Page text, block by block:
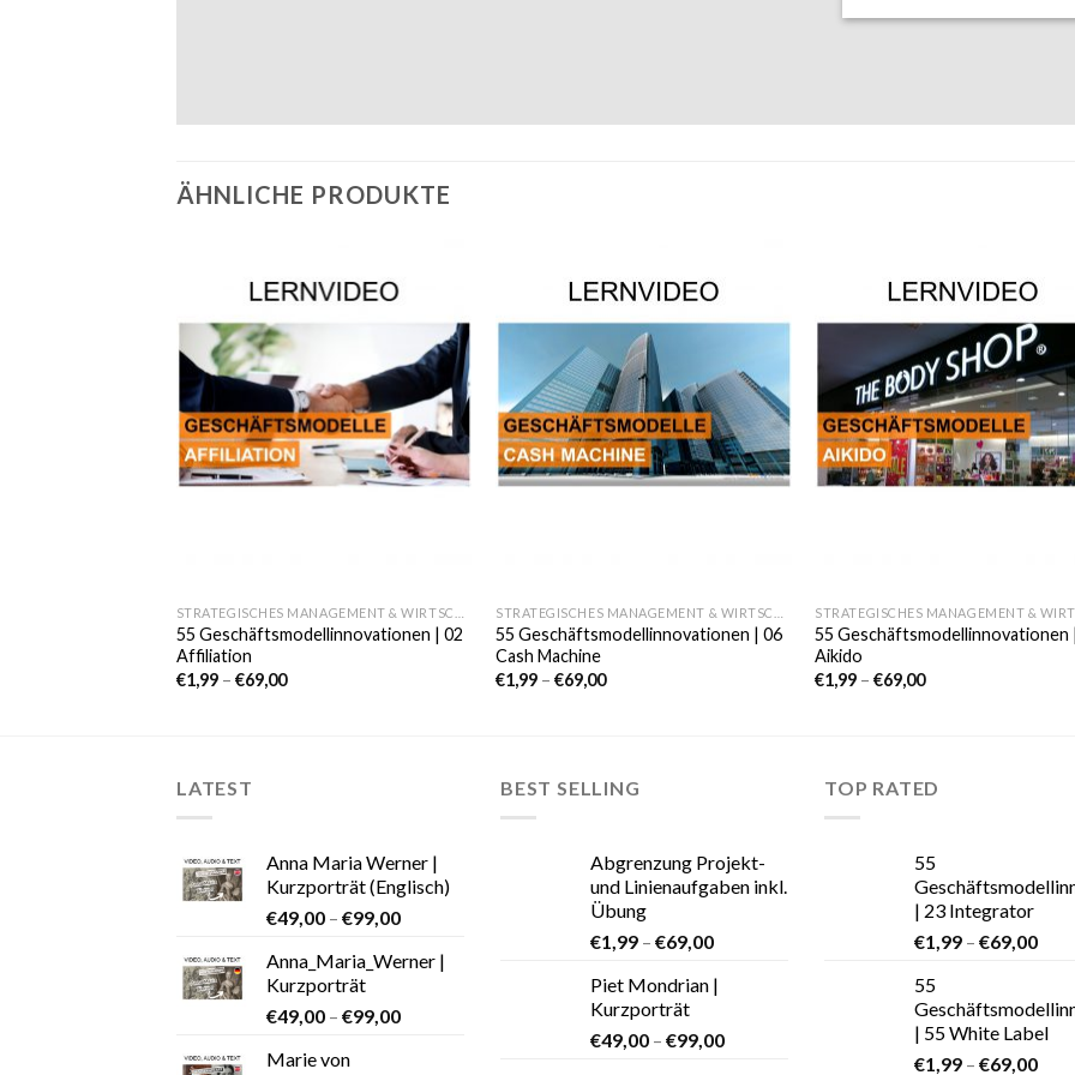
ÄHNLICHE PRODUKTE
Auf die
Wunschliste
55 Geschäftsmodellinnovationen | 02
Affiliation
€1,99– €69,00
Auf die
Wunschliste
55 Geschäftsmodellinnovationen | 06
Cash Machine
€1,99 –€69,00
Auf die
55 Geschäftsmodellinnovationen
Aikido
€1,99 –€69,00
LATEST
Anna Maria Werner |
Kurzporträt (Englisch)
€49,00 – €99,00
Anna_Maria_Werner |
Kurzporträt
€49,00 – €99,00
Marie von
BEST SELLING
Abgrenzung Projekt-
und Linienaufgaben inkl.
Übung
€1,99 – €69,00
Piet Mondrian |
Kurzporträt
€49,00 – €99,00
TOP RATED
55
| 23 Integrator
€1,99 – €69,00
55
| 55 White Label
€1,99 – €69,00